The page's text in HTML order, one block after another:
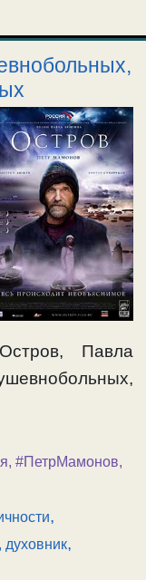
Павла
, #ПетрМамонов,
,
духовник,